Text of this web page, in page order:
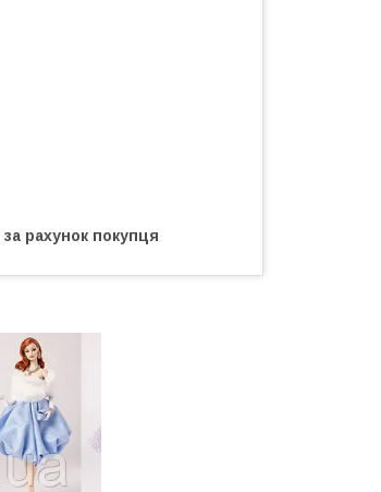
за рахунок покупця